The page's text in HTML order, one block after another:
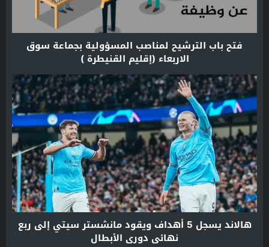
فتح باب الترشيح لمناصب المسؤولية بجماعة سوق
الاربعاء (إقليم القنيطرة )
هالاند يسجل 5 أهداف ويقود مانشستر سيتي إلى ربع
نهائي دوري الأبطال